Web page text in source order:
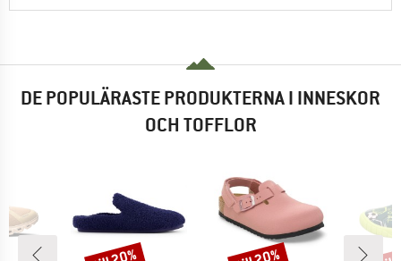
DE POPULÄRASTE PRODUKTERNA I INNESKOR
OCH TOFFLOR
Rabatt Rabatt